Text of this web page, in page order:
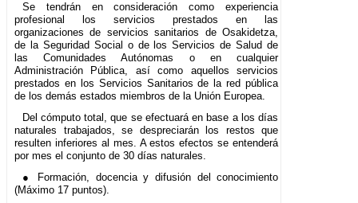
Se tendrán en consideración como experiencia
profesional los servicios prestados en las
organizaciones de servicios sanitarios de Osakidetza,
de la Seguridad Social o de los Servicios de Salud de
las Comunidades Autónomas o en cualquier
Administración Pública, así como aquellos servicios
prestados en los Servicios Sanitarios de la red pública
de los demás estados miembros de la Unión Europea.
Del cómputo total, que se efectuará en base a los días
naturales trabajados, se despreciarán los restos que
resulten inferiores al mes. A estos efectos se entenderá
por mes el conjunto de 30 días naturales.
● Formación, docencia y difusión del conocimiento
(Máximo 17 puntos).